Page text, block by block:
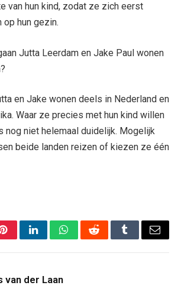
van hun kind, zodat ze zich eerst
op hun gezin.
Jutta Leerdam en Jake Paul wonen
en Jake wonen deels in Nederland en
Waar ze precies met hun kind willen
nog niet helemaal duidelijk. Mogelijk
beide landen reizen of kiezen ze één
PinterestLinkedInWhatsAppRedditTumblrEmail
van der Laan